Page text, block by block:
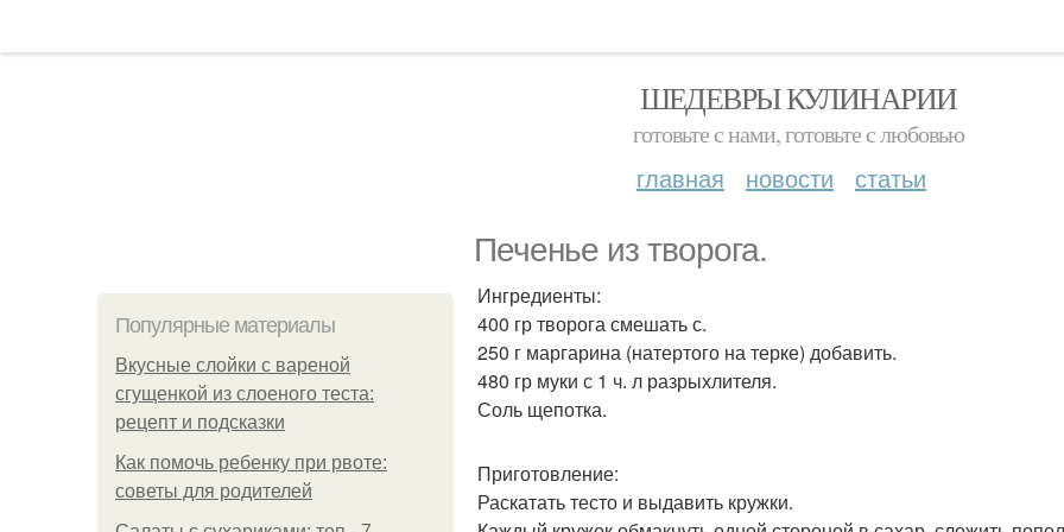
ШЕДЕВРЫ КУЛИНАРИИ
готовьте с нами, готовьте с любовью
главная новости статьи
Печенье из творога.
Популярные материалы
Вкусные слойки с вареной
сгущенкой из слоеного теста:
рецепт и подсказки
Как помочь ребенку при рвоте:
советы для родителей
Ингредиенты:
400 гр творога смешать с.
250 г маргарина (натертого на терке) добавить.
480 гр муки с 1 ч. л разрыхлителя.
Соль щепотка.
Приготовление:
Раскатать тесто и выдавить кружки.